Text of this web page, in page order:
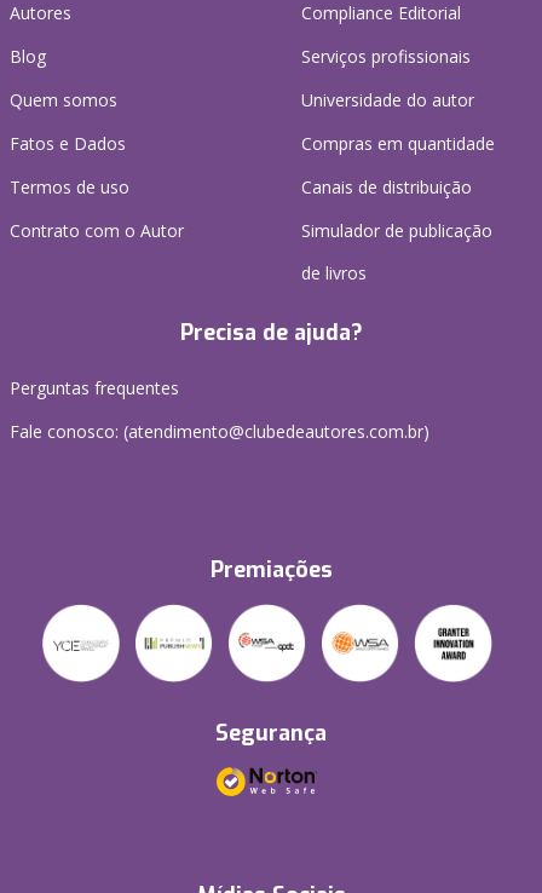
Autores
Blog
Quem somos
Fatos e Dados
Termos de uso
Contrato com o Autor
Compliance Editorial
Serviços profissionais
Universidade do autor
Compras em quantidade
Canais de distribuição
Simulador de publicação
de livros
Precisa de ajuda?
Perguntas frequentes
Fale conosco: (atendimento@clubedeautores.com.br)
Premiações
Segurança